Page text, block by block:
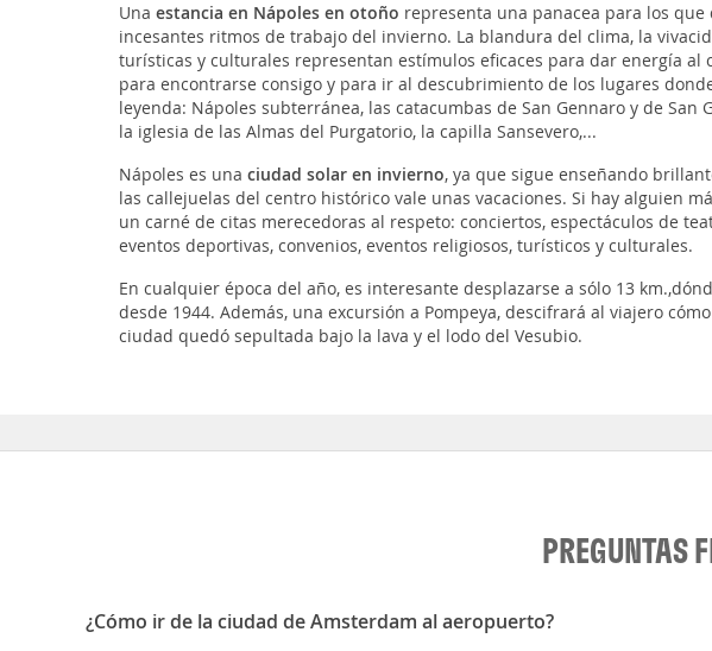
Una estancia en Nápoles en otoño representa una panacea para los
incesantes ritmos de trabajo del invierno. La blandura del clima, la
turísticas y culturales representan estímulos eficaces para dar energía al
para encontrarse consigo y para ir al descubrimiento de los lugares
leyenda: Nápoles subterránea, las catacumbas de San Gennaro y de San
la iglesia de las Almas del Purgatorio, la capilla Sansevero,...
Nápoles es una ciudad solar en invierno, ya que sigue enseñando
las callejuelas del centro histórico vale unas vacaciones. Si hay alguien
un carné de citas merecedoras al respeto: conciertos, espectáculos de
eventos deportivas, convenios, eventos religiosos, turísticos y culturales.
En cualquier época del año, es interesante desplazarse a sólo 13
desde 1944. Además, una excursión a Pompeya, descifrará al viajero
ciudad quedó sepultada bajo la lava y el lodo del Vesubio.
PREGUNTAS
¿Cómo ir de la ciudad de Amsterdam al aeropuerto?